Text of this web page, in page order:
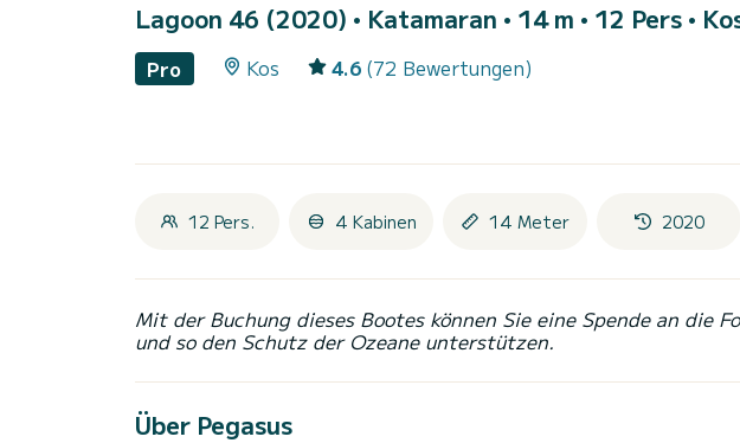
Lagoon 46 (2020) • Katamaran • 14 m • 12 Pers •
Pro Kos 4.6 (72 Bewertungen)
12 Pers. 4 Kabinen 14 Meter 2020
Mit der Buchung dieses Bootes können Sie eine Spende an die
und so den Schutz der Ozeane unterstützen.
Über Pegasus